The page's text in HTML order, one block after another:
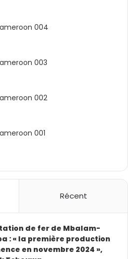
004
003
002
001
Récent
de fer de Mbalam-
: « la première production
en novembre 2024 »,